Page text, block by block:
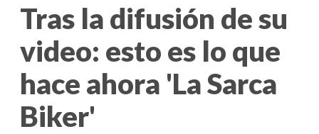
Tras la difusión de su
video: esto es lo que
hace ahora 'La Sarca
Biker'